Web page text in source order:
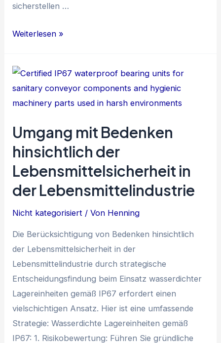
sicherstellen …
Implementierung
eines
Instandhaltungsmanagementsystems
Weiterlesen »
Umgang mit Bedenken
hinsichtlich der
Lebensmittelsicherheit in
der Lebensmittelindustrie
Nicht kategorisiert / Von Henning
Die Berücksichtigung von Bedenken hinsichtlich
der Lebensmittelsicherheit in der
Lebensmittelindustrie durch strategische
Entscheidungsfindung beim Einsatz wasserdichter
Lagereinheiten gemäß IP67 erfordert einen
vielschichtigen Ansatz. Hier ist eine umfassende
Strategie: Wasserdichte Lagereinheiten gemäß
IP67: 1. Risikobewertung: Führen Sie gründliche